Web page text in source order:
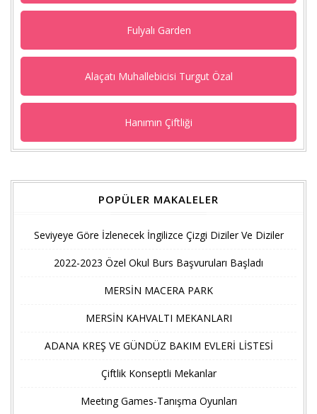
Fulyalı Garden
Alaçatı Muhallebicisi Turgut Özal
Hanımın Çiftliği
POPÜLER MAKALELER
Seviyeye Göre İzlenecek İngilizce Çizgi Diziler Ve Diziler
2022-2023 Özel Okul Burs Başvuruları Başladı
MERSİN MACERA PARK
MERSİN KAHVALTI MEKANLARI
ADANA KREŞ VE GÜNDÜZ BAKIM EVLERİ LİSTESİ
Çiftlik Konseptli Mekanlar
Meetıng Games-Tanışma Oyunları